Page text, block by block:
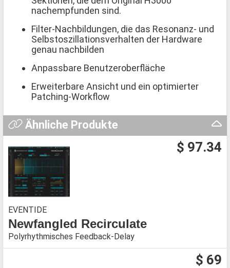
nachempfunden sind.
Filter-Nachbildungen, die das Resonanz- und
Selbstoszillationsverhalten der Hardware
genau nachbilden
Anpassbare Benutzeroberfläche
Erweiterbare Ansicht und ein optimierter
Patching-Workflow
Ähnliche Produkte
$ 97.34
EVENTIDE
Newfangled Recirculate
Polyrhythmisches Feedback-Delay
$ 69